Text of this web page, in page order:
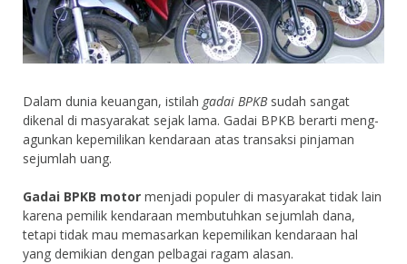
Dalam dunia keuangan, istilah gadai BPKBsudah sangat
dikenal di masyarakat sejak lama. Gadai BPKB berarti meng-
agunkan kepemilikan kendaraan atas transaksi pinjaman
sejumlah uang.
Gadai BPKB motor menjadi populer di masyarakat tidak lain
karena pemilik kendaraan membutuhkan sejumlah dana,
tetapi tidak mau memasarkan kepemilikan kendaraan hal
yang demikian dengan pelbagai ragam alasan.